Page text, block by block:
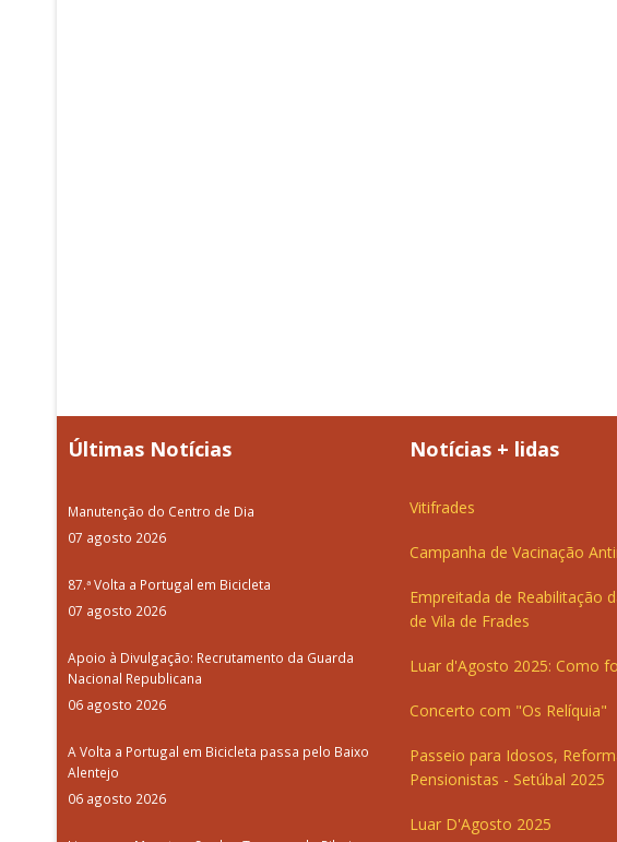
Últimas Notícias
Manutenção do Centro de Dia
07 agosto 2026
87.ª Volta a Portugal em Bicicleta
07 agosto 2026
Apoio à Divulgação: Recrutamento da Guarda
Nacional Republicana
06 agosto 2026
A Volta a Portugal em Bicicleta passa pelo Baixo
Alentejo
06 agosto 2026
Notícias + lidas
Vitifrades
Campanha de Vacinação
Empreitada de Reabilitação
de Vila de Frades
Luar d'Agosto 2025: Como
Concerto com "Os Relíquia"
Passeio para Idosos,
Pensionistas - Setúbal 2025
Luar D'Agosto 2025